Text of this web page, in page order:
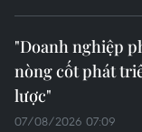
"Doanh nghiệp
nòng cốt phát
lược"
07/08/2026 07:09